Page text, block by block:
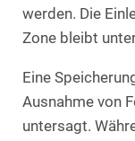
werden. Die
Zone bleibt
Eine
Ausnahme von
untersagt.